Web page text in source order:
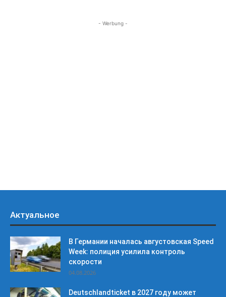
- Werbung -
Актуальное
В Германии началась августовская Speed
Week: полиция усилила контроль
скорости
04.08.2026
Deutschlandticket в 2027 году может